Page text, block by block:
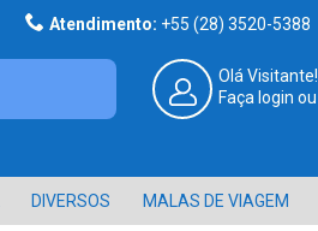
Atendimento: +55 (28) 3520-5388
Olá Visitante!
Faça login
DIVERSOS MALAS DE VIAGEM